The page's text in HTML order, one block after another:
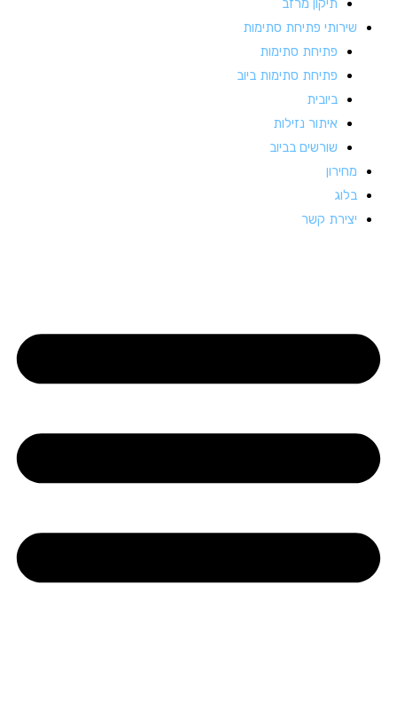
שירותי פתיחת סתימות
פתיחת סתימות
פתיחת סתימות ביוב
ביובית
איתור נזילות
שורשים בביוב
מחירון
בלוג
יצירת קשר